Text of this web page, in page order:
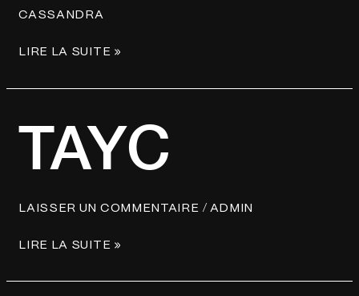
CASSANDRA
LIRE LA SUITE »
TAYC
LAISSER UN COMMENTAIRE / ADMIN
LIRE LA SUITE »